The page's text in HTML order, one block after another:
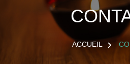
ACCUEIL